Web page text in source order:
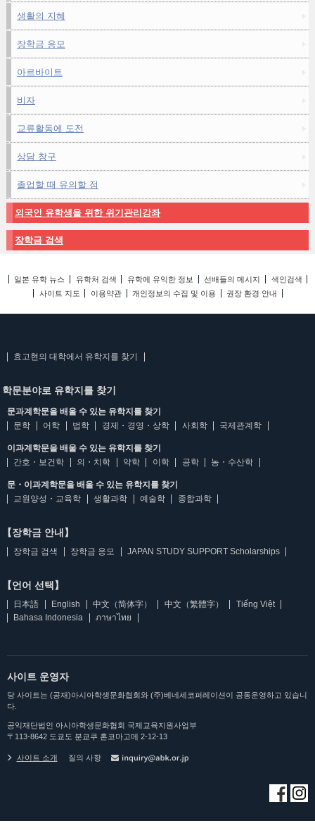
생활의 지혜
장학금 응모
아르바이트
비자
교류활동에 도전
상담 창구
졸업할 때 유의할 점
외국인 유학생을 위한 위기관리강좌
장학금 검색
일본 유학 뉴스 유학처 검색 유학에 유익한 정보 선배들의 메시지
색인검색
사이트 지도
이용약관 개인정보의 수집 및 이용 권장 환경 안내
효고현의 대학에서 유학지를 찾기
학문분야로 유학지를 찾기
문과계학문을 배울 수 있는 유학지를 찾기
문학
어학 법학 경제・경영・상학 사회학 국제관계학
이과계학문을 배울 수 있는 유학지를 찾기
간호・보건학
의・치학 약학 이학 공학 농・수산학
문・이과계학문을 배울 수 있는 유학지를 찾기
교원양성・교육학
생활과학 예술학 종합과학
【장학금 안내】
장학금 검색 장학금 응모 JAPAN STUDY SUPPORT Scholarships
【언어 선택】
日本語 English 中文（简体字） 中文（繁體字）
Tiếng Việt
Bahasa Indonesia
ภาษาไทย
사이트 운영자
당 사이트는 (공재)아시아학생문화협회와 (주)베네세코퍼레이션이 공동운영하고 있습니
다.
공익재단법인 아시아학생문화협회 국제교육지원사업부
〒113-8642 도쿄도 분쿄쿠 혼코마고메 2-12-13
사이트 소개 질의 사항